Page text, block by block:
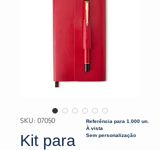
SKU: 07050
Kit para
Referência para 1.000 un.
À vista
Sem personalização